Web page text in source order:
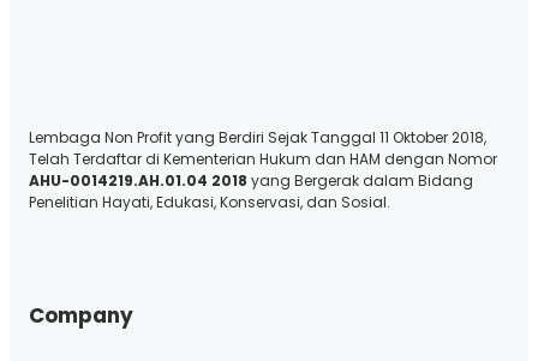
Lembaga Non Profit yang Berdiri Sejak Tanggal 11 Oktober 2018,
Telah Terdaftar di Kementerian Hukum dan HAM dengan Nomor
AHU-0014219.AH.01.04 2018 yang Bergerak dalam Bidang
Penelitian Hayati, Edukasi, Konservasi, dan Sosial.
Company